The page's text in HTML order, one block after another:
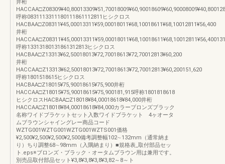
井桁
呼称0831113311180111861112811ヒシクロス
HACBAA□Z08311¥45,00013311¥59,00018011¥68,10018611¥68,10012811¥56,400
井桁
呼称13313180131861312813ヒシクロス
HACBAA□Z13313¥62,50018013¥72,70018613¥72,70012813¥60,200
井桁
HACCAA□Z13313¥62,50018013¥72,70018613¥72,70012813¥60,200151,620
呼称1801518615ヒシクロス
HACBAA□Z18015¥75,90018615¥75,900井桁
HACCAA□Z18015¥75,90018615¥75,900181,915呼称1801818618
ヒシクロスHACBAA□Z18018¥84,00018618¥84,000井桁
HACCAA□Z18018¥84,00018618¥84,000カラーブロンズブラック
名称ワイドブラケットセット入数ワイドブラケット 4ヶオータ
ムブラウンシャイングレー商品コード
WZTG001WZTG001WZTG001WZTS001価格
¥2,500¥2,500¥2,500¥2,500備考調整幅102∼132mm（通常納ま
り）ちり調整68∼98mm（入隅納まり）■規格表_取付部品セッ
ト.eps※ブロンズ・ブラック・オータムブラウン用は兼用です。
別売品取付部品セット¥3,8¥3,8¥3,8¥3,82～8～ト